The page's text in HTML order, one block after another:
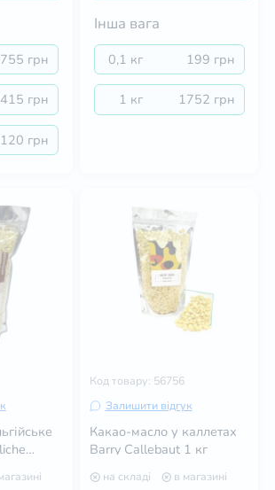
грн
грн
грн
Інша вага
0,1 кг 199 грн
1 кг 1752 грн
Код товару: 56756
Залишити відгук
Какао-масло у каллетах
Barry Callebaut 1 кг
на складі в магазині